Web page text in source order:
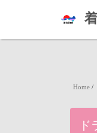
Home /
ド